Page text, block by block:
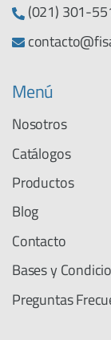
(021) 301-
Menú
Nosotros
Catálogos
Productos
Blog
Contacto
Bases y
Preguntas